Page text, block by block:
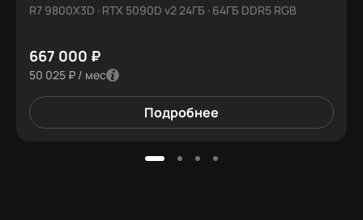
R7 9800X3D · RTX 5090D v2 24ГБ · 64ГБ DDR5 RGB
667 000 ₽
50 025 ₽ / мес
Подробнее